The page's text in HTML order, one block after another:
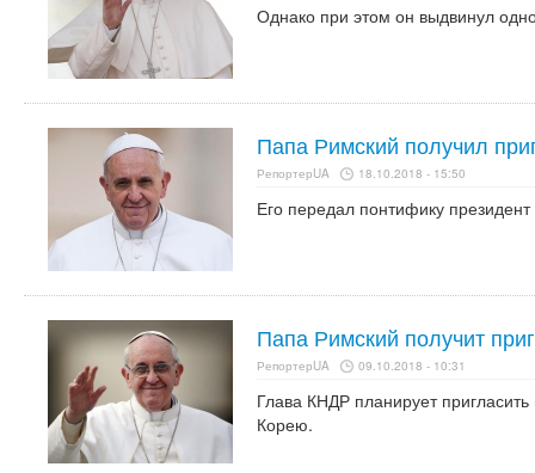
Однако при этом он выдвинул
Папа Римский получил
РепортерUA 18.10.2018 - 15:50
Его передал понтифику
Папа Римский получит
РепортерUA 09.10.2018 - 10:31
Глава КНДР планирует
Корею.